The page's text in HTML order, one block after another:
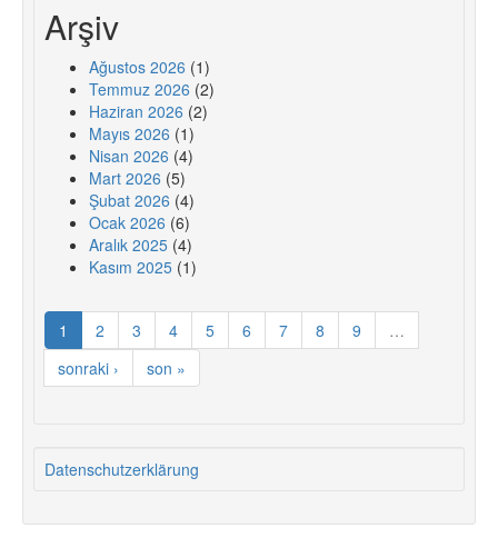
Arşiv
Ağustos 2026 (1)
Temmuz 2026 (2)
Haziran 2026 (2)
Mayıs 2026 (1)
Nisan 2026 (4)
Mart 2026 (5)
Şubat 2026 (4)
Ocak 2026 (6)
Aralık 2025 (4)
Kasım 2025 (1)
1 2 3 4 5 6 7 8 9
…
sonraki ›
son »
Datenschutzerklärung